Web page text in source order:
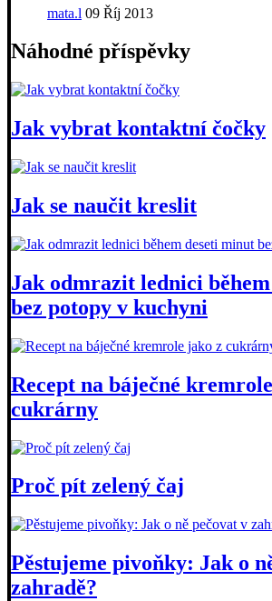
mata.l 09 Říj 2013
Náhodné příspěvky
Jak vybrat kontaktní čočky
Jak se naučit kreslit
Jak odmrazit lednici
bez potopy v kuchyni
Recept na báječné
cukrárny
Proč pít zelený čaj
Pěstujeme pivoňky: Jak o
zahradě?